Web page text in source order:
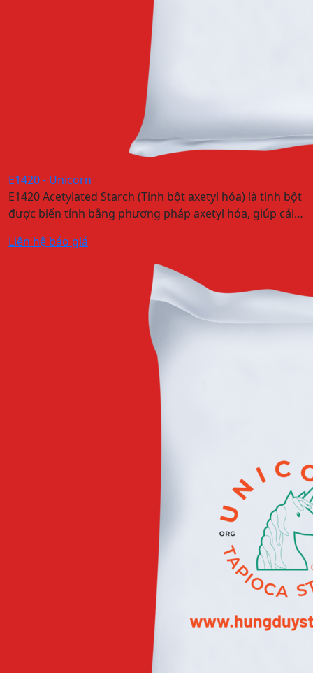
E1420 - Unicorn
E1420 Acetylated Starch (Tinh bột axetyl hóa) là tinh bột
được biến tính bằng phương pháp axetyl hóa, giúp cải…
Liên hệ báo giá